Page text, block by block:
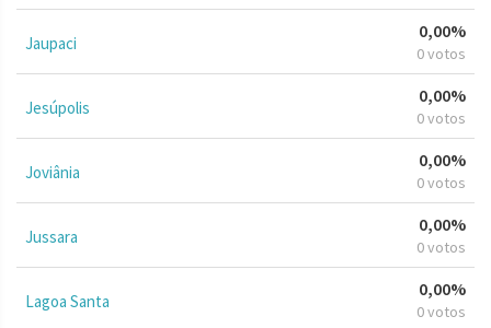
Jaupaci
0,00%
0 votos
Jesúpolis
0,00%
0 votos
Joviânia
0,00%
0 votos
Jussara
0,00%
0 votos
Lagoa Santa
0,00%
0 votos